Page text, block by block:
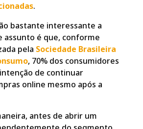
.
bastante interessante a
assunto é que, conforme
pela Sociedade Brasileira
, 70% dos consumidores
de continuar
online mesmo após a
antes de abrir um